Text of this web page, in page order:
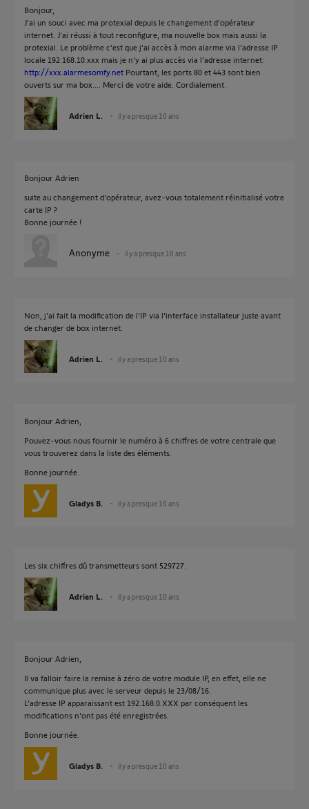
Bonjour,
J'ai un souci avec ma protexial depuis le changement d'opérateur
internet. J'ai réussi à tout reconfigure, ma nouvelle box mais aussi la
protexial. Le problème c'est que j'ai accès à mon alarme via l'adresse IP
locale 192.168.10.xxx mais je n'y ai plus accès via l'adresse internet:
http://xxx.alarmesomfy.net Pourtant, les ports 80 et 443 sont bien
ouverts sur ma box.... Merci de votre aide. Cordialement.
Adrien L. il y a presque 10 ans
Bonjour Adrien
suite au changement d'opérateur, avez-vous totalement réinitialisé votre
carte IP ?
Bonne journée !
Anonyme il y a presque 10 ans
Non, j'ai fait la modification de l'IP via l'interface installateur juste avant
de changer de box internet.
Adrien L. il y a presque 10 ans
Bonjour Adrien,
Pouvez-vous nous fournir le numéro à 6 chiffres de votre centrale que
vous trouverez dans la liste des éléments.
Bonne journée.
Gladys B. il y a presque 10 ans
Les six chiffres dû transmetteurs sont 529727.
Adrien L. il y a presque 10 ans
Bonjour Adrien,
Il va falloir faire la remise à zéro de votre module IP, en effet, elle ne
communique plus avec le serveur depuis le 23/08/16.
L'adresse IP apparaissant est 192.168.0.XXX par conséquent les
modifications n'ont pas été enregistrées.
Bonne journée.
Gladys B. il y a presque 10 ans